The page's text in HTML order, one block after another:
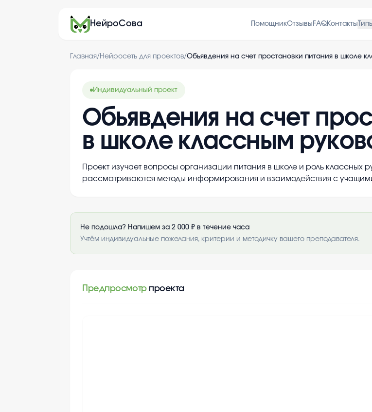
НейроСова ПомощникОтзывы FAQКонтакты
Главная/ Нейросеть для проектов/Обьявдения на счет простановки питания в школе
Индивидуальный проект
Обьявдения на счет
в школе классным
Проект изучает вопросы организации питания в школе и роль классных
рассматриваются методы информирования и взаимодействия с
Не подошла? Напишем за 2 000 ₽ в течение часа
Учтём индивидуальные пожелания, критерии и методичку вашего преподавателя.
Предпросмотр проекта